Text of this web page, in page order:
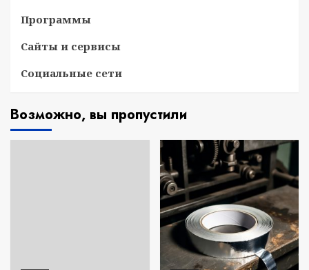
Программы
Сайты и сервисы
Социальные сети
Возможно, вы пропустили